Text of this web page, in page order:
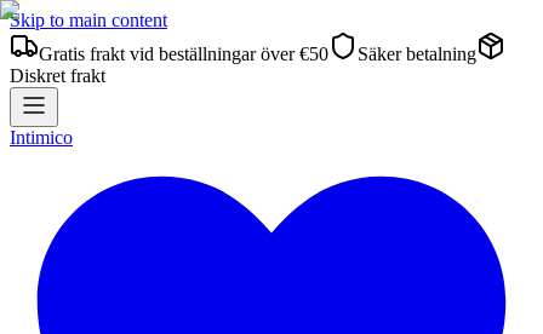
Skip to main content
Gratis frakt vid beställningar över €50
Säker betalning
Diskret frakt
Intimico